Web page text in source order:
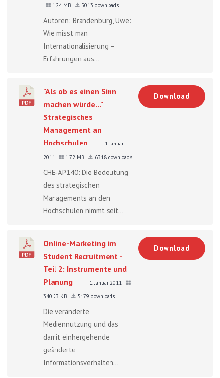
1.24 MB 5013 downloads
Autoren: Brandenburg, Uwe:
Wie misst man
Internationalisierung –
Erfahrungen aus...
"Als ob es einen Sinn
machen würde..."
Strategisches
Management an
Hochschulen
1. Januar
2011
1.72 MB 6318 downloads
CHE-AP140: Die Bedeutung
des strategischen
Managements an den
Hochschulen nimmt seit...
Download
Online-Marketing im
Student Recruitment -
Teil 2: Instrumente und
Planung
1. Januar 2011
340.23 KB
5179 downloads
Die veränderte
Mediennutzung und das
damit einhergehende
geänderte
Informationsverhalten...
Download